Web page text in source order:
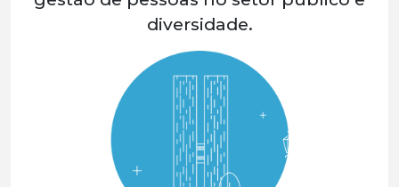
diversidade.